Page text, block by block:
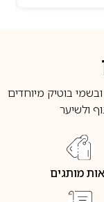
בוטיק מיוחדים
ולשיער
מותגים